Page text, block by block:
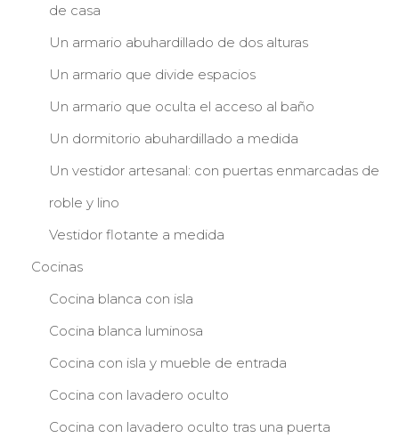
de casa
Un armario abuhardillado de dos alturas
Un armario que divide espacios
Un armario que oculta el acceso al baño
Un dormitorio abuhardillado a medida
Un vestidor artesanal: con puertas enmarcadas de
roble y lino
Vestidor flotante a medida
Cocinas
Cocina blanca con isla
Cocina blanca luminosa
Cocina con isla y mueble de entrada
Cocina con lavadero oculto
Cocina con lavadero oculto tras una puerta